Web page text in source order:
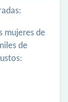
mujeres de
de